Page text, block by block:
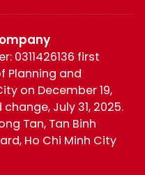
0311426136 first
Planning and
on December 19,
July 31, 2025.
Tan, Tan Binh
Ho Chi Minh City